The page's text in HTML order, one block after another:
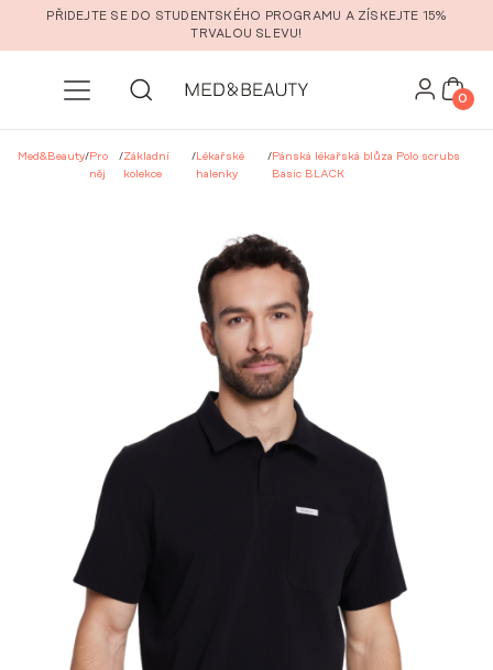
Přeskočit na hlavní obsah
PŘIDEJTE SE DO STUDENTSKÉHO PROGRAMU A ZÍSKEJTE 15%
TRVALOU SLEVU!
0
Med&Beauty/Pro
něj
/Základní
kolekce
/Lékařské
halenky
/Pánská lékařská blůza Polo scrubs
Basic BLACK